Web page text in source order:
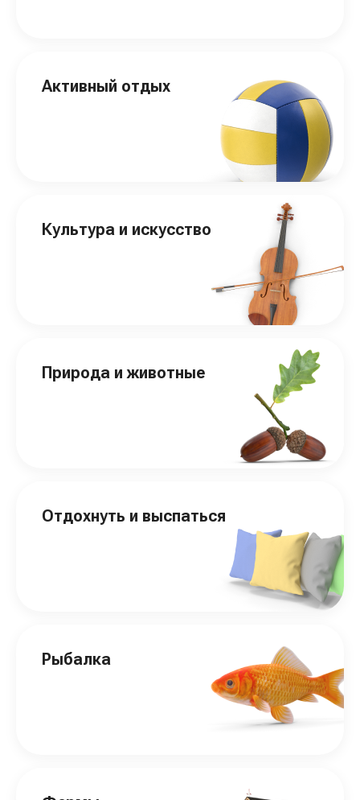
Активный отдых
Культура и искусство
Природа и животные
Отдохнуть и выспаться
Рыбалка